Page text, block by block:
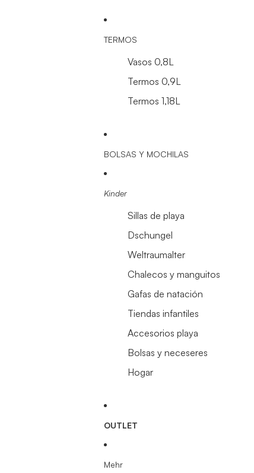
TERMOS
Vasos 0,8L
Termos 0,9L
Termos 1,18L
BOLSAS Y MOCHILAS
Kinder
Sillas de playa
Dschungel
Weltraumalter
Chalecos y manguitos
Gafas de natación
Tiendas infantiles
Accesorios playa
Bolsas y neceseres
Hogar
OUTLET
Mehr